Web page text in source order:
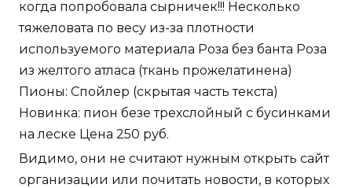
когда попробовала сырничек!!! Несколько
тяжеловата по весу из-за плотности
используемого материала Роза без банта Роза
из желтого атласа (ткань прожелатинена)
Пионы: Спойлер (скрытая часть текста)
Новинка: пион безе трехслойный с бусинками
на леске Цена 250 руб.
Видимо, они не считают нужным открыть сайт
организации или почитать новости, в которых